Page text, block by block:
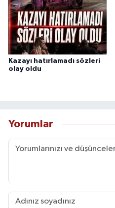
Kazayı hatırlamadı sözleri
olay oldu
Yorumlar